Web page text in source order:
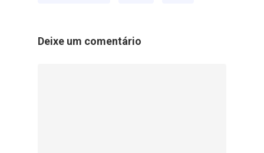
Deixe um comentário